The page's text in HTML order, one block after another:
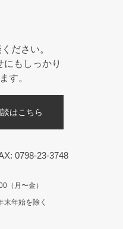
ださい。
にもしっかり
す。
はこちら
0798-23-3748
（月〜金）
年始を除く